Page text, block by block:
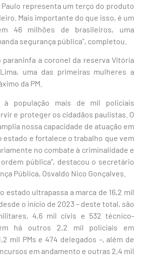
Paulo representa um terço do produto
Mais importante do que isso, é um
46 milhões de brasileiros, uma
segurança pública”, completou.
a coronel da reserva Vitória
uma das primeiras mulheres a
da PM.
à população mais de mil policiais
e proteger os cidadãos paulistas. O
nossa capacidade de atuação em
estado e fortalece o trabalho que vem
no combate à criminalidade e
pública”, destacou o secretário
Pública, Osvaldo Nico Gonçalves.
estado ultrapassa a marca de 16,2 mil
o início de 2023 – deste total, são
4,6 mil civis e 532 técnico-
há outros 2,2 mil policiais em
mil PMs e 474 delegados –, além de
em andamento e outras 2,4 mil